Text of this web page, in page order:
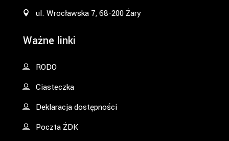
ul. Wrocławska 7, 68-200 Żary
Ważne linki
RODO
Ciasteczka
Deklaracja dostępności
Poczta ŻDK